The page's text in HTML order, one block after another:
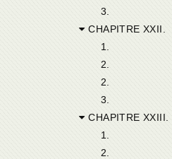
3.
CHAPITRE XXII.
1.
2.
2.
3.
CHAPITRE XXIII.
1.
2.